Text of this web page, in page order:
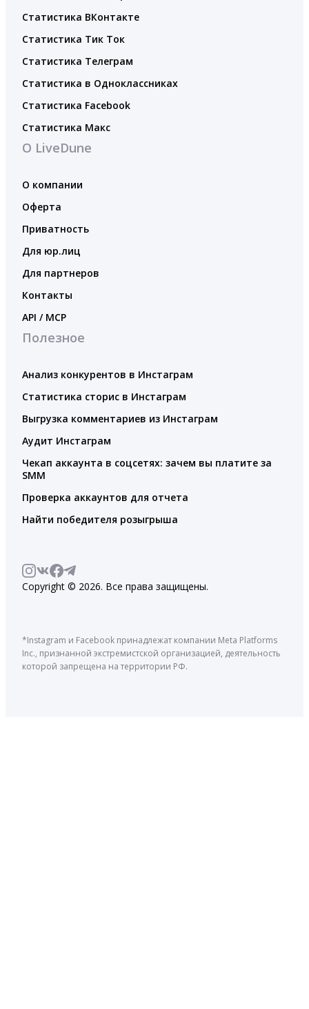
Статистика ВКонтакте
Статистика Тик Ток
Статистика Телеграм
Статистика в Одноклассниках
Статистика Facebook
Статистика Макс
О LiveDune
О компании
Оферта
Приватность
Для юр.лиц
Для партнеров
Контакты
API / MCP
Полезное
Анализ конкурентов в Инстаграм
Статистика сторис в Инстаграм
Выгрузка комментариев из Инстаграм
Аудит Инстаграм
Чекап аккаунта в соцсетях: зачем вы платите за
SMM
Проверка аккаунтов для отчета
Найти победителя розыгрыша
Copyright © 2026. Все права защищены.
*Instagram и Facebook принадлежат компании Meta Platforms
Inc., признанной экстремистской организацией, деятельность
которой запрещена на территории РФ.